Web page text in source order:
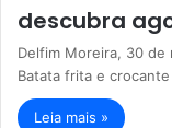
descubra
Delfim Moreira, 30 de
Batata frita e
Leia mais »